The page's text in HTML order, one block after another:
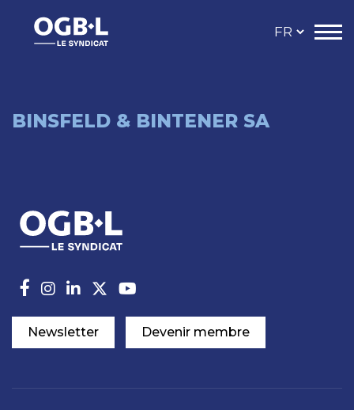
BINSFELD & BINTENER SA
Newsletter Devenir membre